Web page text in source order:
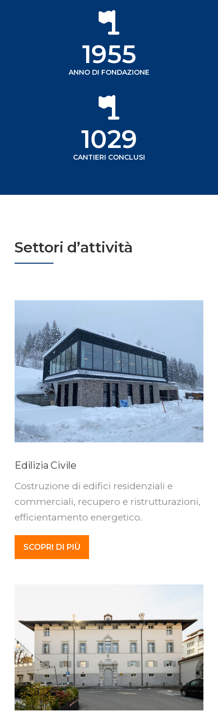
1955
ANNO DI FONDAZIONE
1029
CANTIERI CONCLUSI
Settori d’attività
Edilizia Civile
Costruzione di edifici residenziali e
commerciali, recupero e ristrutturazioni,
efficientamento energetico.
SCOPRI DI PIÙ